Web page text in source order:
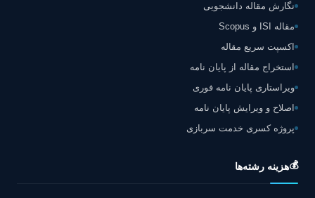
نگارش مقاله دانشجویی
مقاله ISI و Scopus
اکسپت سریع مقاله
استخراج مقاله از پایان نامه
ویراستاری پایان نامه فوری
اصلاح و ویرایش پایان نامه
پروژه کسری خدمت سربازی
💰هزینه رشته‌ها